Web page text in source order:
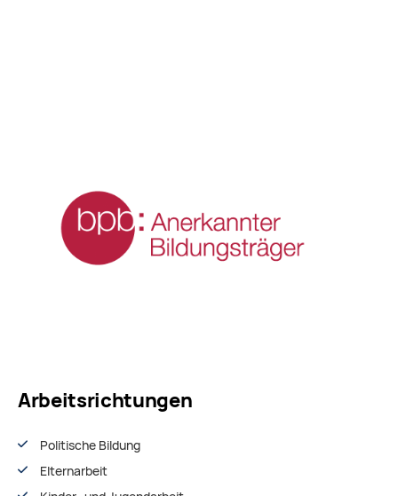
Arbeitsrichtungen
Politische Bildung
Elternarbeit